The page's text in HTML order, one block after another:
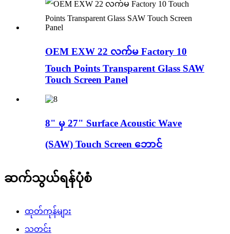
OEM EXW 22 လက်မ Factory 10
Touch Points Transparent Glass SAW
Touch Screen Panel
8" မှ 27" Surface Acoustic Wave
(SAW) Touch Screen ဘောင်
ဆက်သွယ်ရန်ပုံစံ
ထုတ်ကုန်များ
သတင်း